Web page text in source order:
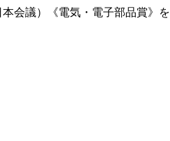
会議）《電気・電子部品賞》を